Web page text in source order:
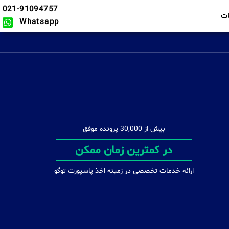
021-91094757
Whatsapp
بیش از 30,000 پرونده موفق
اخذ پاسپورت بصورت انفرادی و خانوادگی
ارائه خدمات تخصصی در زمینه اخذ پاسپورت توگو